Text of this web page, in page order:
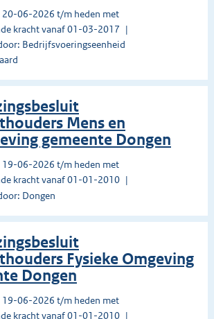
20-06-2026 t/m heden met
kracht vanaf 01-03-2017
Bedrijfsvoeringseenheid
Mens en
gemeente Dongen
19-06-2026 t/m heden met
kracht vanaf 01-01-2010
Dongen
Fysieke Omgeving
Dongen
19-06-2026 t/m heden met
kracht vanaf 01-01-2010